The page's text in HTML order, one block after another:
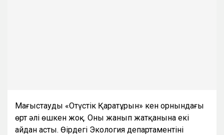
Маңғыстаудың «Оңтүстік Қаратұрын» кен орнындағы
өрт әлі өшкен жоқ. Оның жанып жатқанына екі
айдан асты. Өңірдегі Экология департаментінің